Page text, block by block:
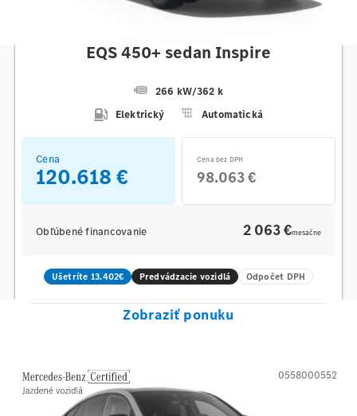
EQS 450+ sedan Inspire
266 kW/362 k
Elektrický
Automatická
Cena
120.618 €
Cena bez DPH
98.063 €
Obľúbené financovanie 2 063 €mesačne
Ušetríte 13.402€ Predvádzacie vozidlá Odpočet DPH
Zobraziť ponuku
0558000552